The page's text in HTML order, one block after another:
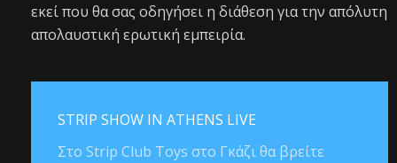
εκεί που θα σας οδηγήσει η διάθεση για την απόλυτη
απολαυστική ερωτική εμπειρία.
STRIP SHOW IN ATHENS LIVE
Στο Strip Club Toys στο Γκάζι θα βρείτε